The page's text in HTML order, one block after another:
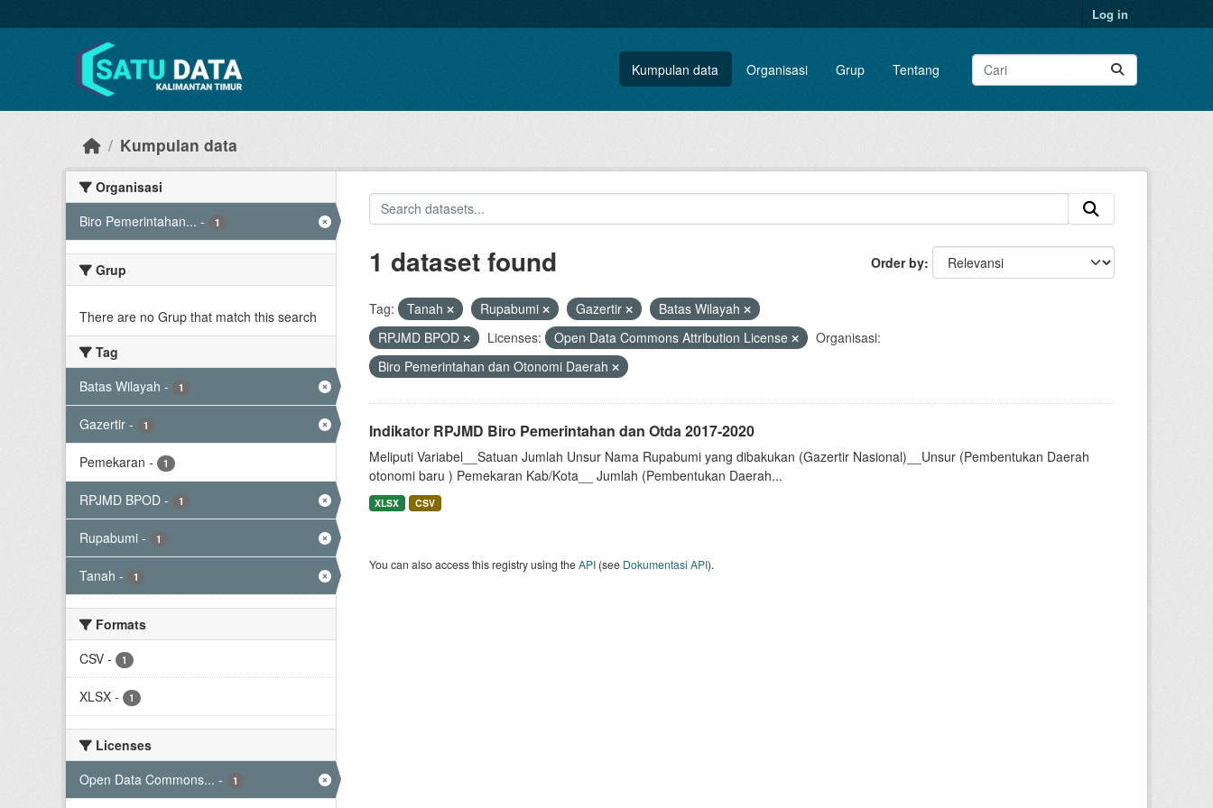
Log in
Kumpulan data Organisasi Grup Tentang
Kumpulan data
Organisasi
Biro Pemerintahan... - 1
Grup
There are no Grup that match this search
Tag
Batas Wilayah - 1
Gazertir - 1
Pemekaran - 1
RPJMD BPOD - 1
Rupabumi - 1
Tanah - 1
Formats
CSV - 1
XLSX - 1
Licenses
Open Data Commons... - 1
Order by
1 dataset found
Tag: Tanah Rupabumi Gazertir
Batas Wilayah
RPJMD BPOD
Licenses: Open Data Commons Attribution License
Organisasi:
Biro Pemerintahan dan Otonomi Daerah
Indikator RPJMD Biro Pemerintahan dan Otda 2017-2020
Meliputi Variabel__Satuan Jumlah Unsur Nama Rupabumi yang dibakukan (Gazertir Nasional)__Unsur (Pembentukan Daerah
otonomi baru ) Pemekaran Kab/Kota__ Jumlah (Pembentukan Daerah...
XLSX CSV
You can also access this registry using theAPI(see Dokumentasi API).